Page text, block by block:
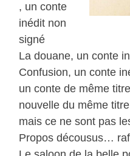
, un conte
inédit non
signé
La douane, un conte
Confusion, un conte
un conte de même
nouvelle du même
mais ce ne sont pas
Propos décousus…